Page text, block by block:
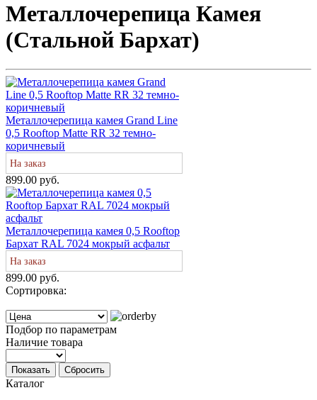
Металлочерепица Камея
(Стальной Бархат)
Металлочерепица камея Grand Line
0,5 Rooftop Matte RR 32 темно-
коричневый
На заказ
899.00 руб.
Металлочерепица камея 0,5 Rooftop
Бархат RAL 7024 мокрый асфальт
На заказ
899.00 руб.
Сортировка:
Подбор по параметрам
Наличие товара
Показать Сбросить
Каталог